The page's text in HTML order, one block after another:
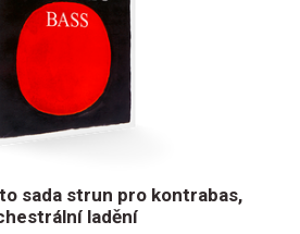
sada strun pro kontrabas,
ladění